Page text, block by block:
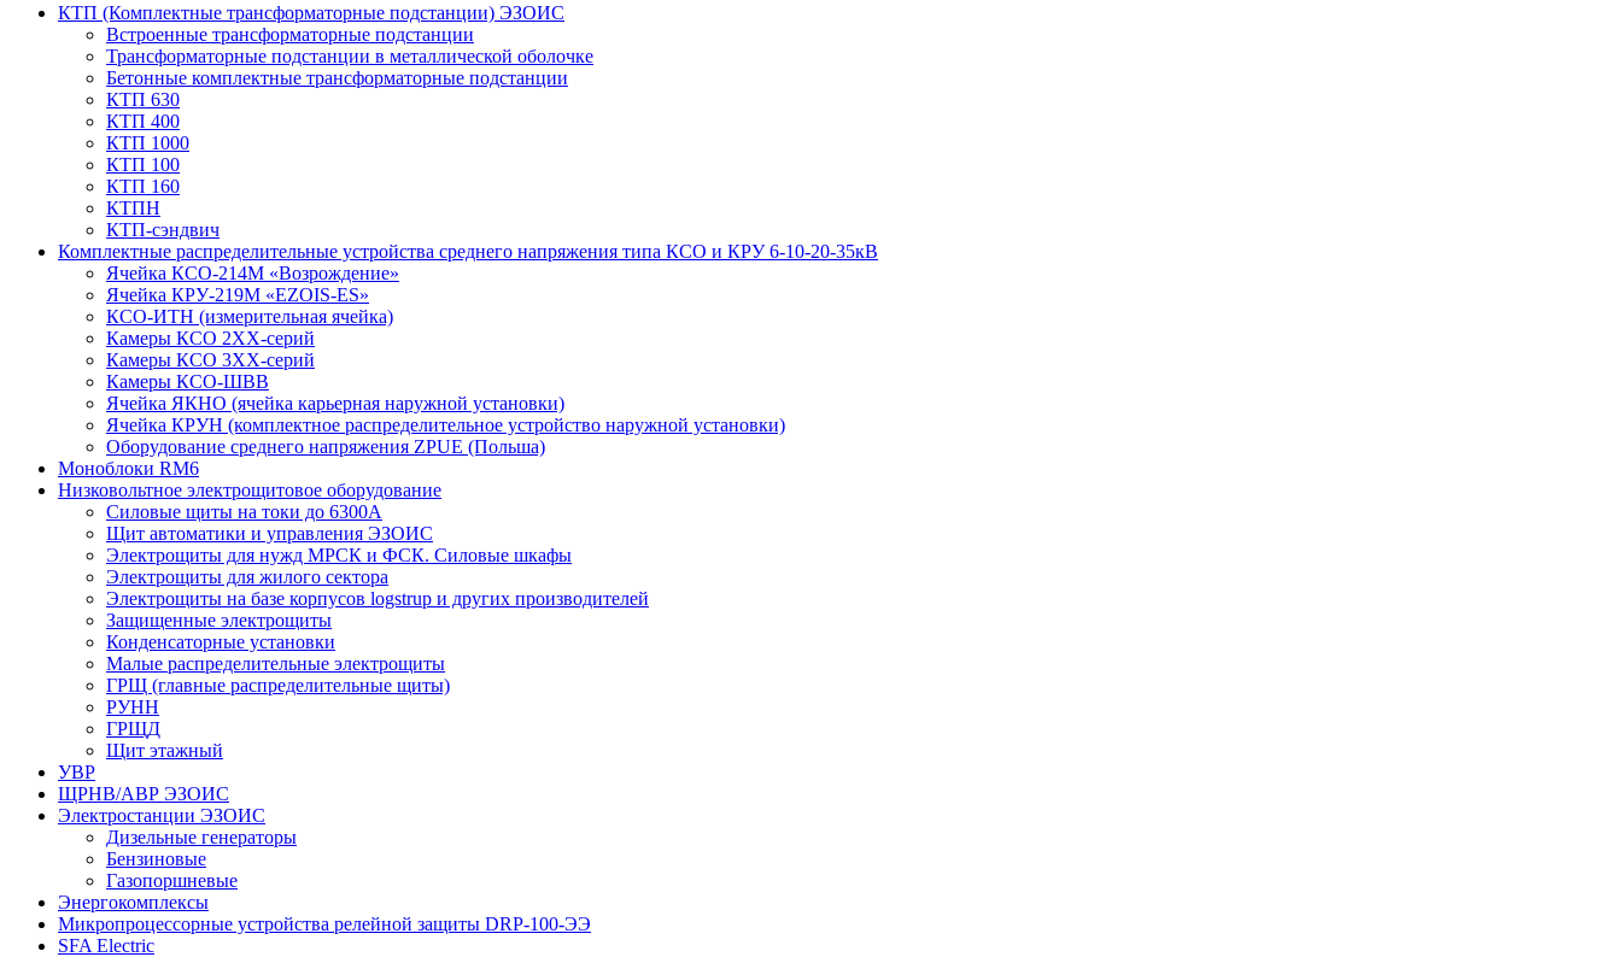
КТП (Комплектные трансформаторные подстанции) ЭЗОИС
Встроенные трансформаторные подстанции
Трансформаторные подстанции в металлической оболочке
Бетонные комплектные трансформаторные подстанции
КТП 630
КТП 400
КТП 1000
КТП 100
КТП 160
КТПН
КТП-сэндвич
Комплектные распределительные устройства среднего напряжения типа КСО и КРУ 6-10-20-35кВ
Ячейка КСО-214М «Возрождение»
Ячейка КРУ-219М «EZOIS-ES»
КСО-ИТН (измерительная ячейка)
Камеры КСО 2ХХ-серий
Камеры КСО 3ХХ-серий
Камеры КСО-ШВВ
Ячейка ЯКНО (ячейка карьерная наружной установки)
Ячейка КРУН (комплектное распределительное устройство наружной установки)
Оборудование среднего напряжения ZPUE (Польша)
Моноблоки RM6
Низковольтное электрощитовое оборудование
Силовые щиты на токи до 6300А
Щит автоматики и управления ЭЗОИС
Электрощиты для нужд МРСК и ФСК. Силовые шкафы
Электрощиты для жилого сектора
Электрощиты на базе корпусов logstrup и других производителей
Защищенные электрощиты
Конденсаторные установки
Малые распределительные электрощиты
ГРЩ (главные распределительные щиты)
РУНН
ГРЩД
Щит этажный
УВР
ЩРНВ/АВР ЭЗОИС
Электростанции ЭЗОИС
Дизельные генераторы
Бензиновые
Газопоршневые
Энергокомплексы
Микропроцессорные устройства релейной защиты DRP-100-ЭЭ
SFA Electric